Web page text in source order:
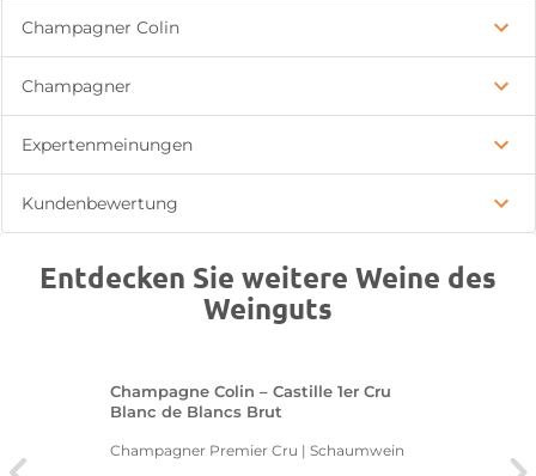
Champagner Colin
Champagner
Expertenmeinungen
Kundenbewertung
Entdecken Sie weitere Weine des
Weinguts
Champagne Colin – Castille 1er Cru
Blanc de Blancs Brut
Champagner Premier Cru | Schaumwein